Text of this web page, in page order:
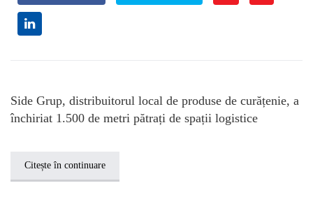
Side Grup, distribuitorul local de produse de curățenie, a
închiriat 1.500 de metri pătrați de spații logistice
Citește în continuare